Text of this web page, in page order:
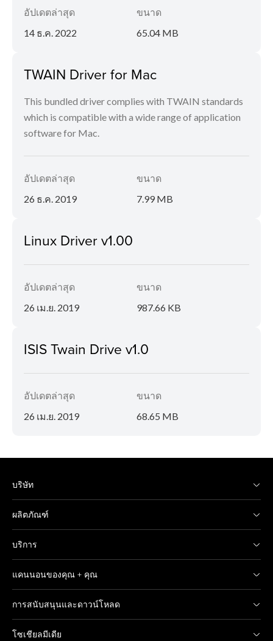
อัปเดตล่าสุด
14 ธ.ค. 2022
ขนาด
65.04 MB
TWAIN Driver for Mac
This bundled driver complies with TWAIN standards
which is compatible with a wide range of application
software for Mac.
อัปเดตล่าสุด
26 ธ.ค. 2019
ขนาด
7.99 MB
Linux Driver v1.00
อัปเดตล่าสุด
26 เม.ย. 2019
ขนาด
987.66 KB
ISIS Twain Drive v1.0
อัปเดตล่าสุด
26 เม.ย. 2019
ขนาด
68.65 MB
บริษัท
ผลิตภัณฑ์
บริการ
แคนนอนของคุณ + คุณ
การสนับสนุนและดาวน์โหลด
โซเชียลมีเดีย